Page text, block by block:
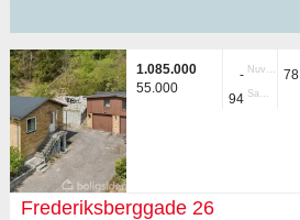
1.085.000
55.000
- Nuvær.
94 Samlet
78
Frederiksberggade 26